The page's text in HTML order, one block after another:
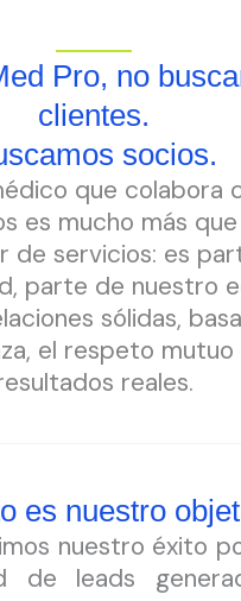
Pro, no
clientes.
socios.
que colabora
es mucho más que
de servicios: es
parte de nuestro
sólidas,
el respeto mutuo
reales.
es nuestro
nuestro éxito
de leads